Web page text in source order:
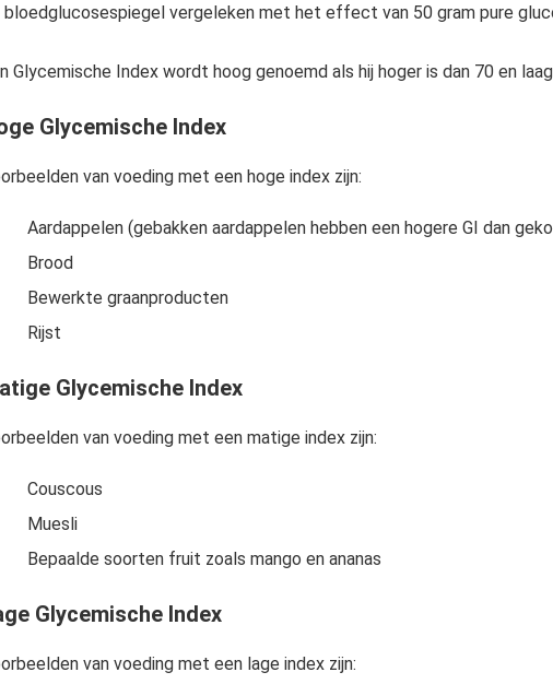
bloedglucosespiegel vergeleken met het effect van 50 gram pure
Glycemische Index wordt hoog genoemd als hij hoger is dan 70 en
Glycemische Index
van voeding met een hoge index zijn:
Aardappelen (gebakken aardappelen hebben een hogere GI dan
Brood
Bewerkte graanproducten
Rijst
Glycemische Index
van voeding met een matige index zijn:
Couscous
Muesli
Bepaalde soorten fruit zoals mango en ananas
Glycemische Index
van voeding met een lage index zijn: